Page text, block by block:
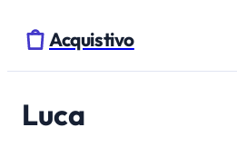
Acquistivo
Luca